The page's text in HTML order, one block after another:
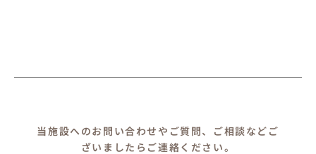
当施設へのお問い合わせやご質問、ご相談などご
ざいましたらご連絡ください。